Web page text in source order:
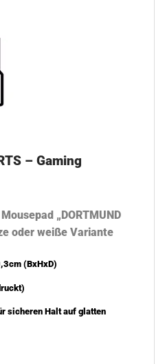
– Gaming
„DORTMUND
oder weiße Variante
(BxHxD)
sicheren Halt auf glatten